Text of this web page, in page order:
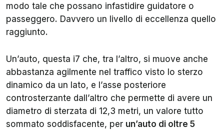
modo tale che possano infastidire guidatore o
passeggero. Davvero un livello di eccellenza quello
raggiunto.
Un’auto, questa i7 che, tra l’altro, si muove anche
abbastanza agilmente nel traffico visto lo sterzo
dinamico da un lato, e l’asse posteriore
controsterzante dall’altro che permette di avere un
diametro di sterzata di 12,3 metri, un valore tutto
sommato soddisfacente, per un’auto di oltre 5